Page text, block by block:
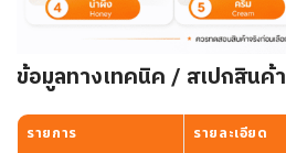
ข้อมูลทางเทคนิค / สเปกสินค้า
รายการ
รายละเอียด